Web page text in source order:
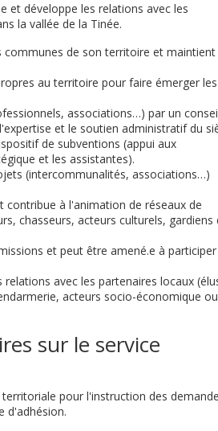
et développe les relations avec les
la vallée de la Tinée.
de son territoire et maintient
au territoire pour faire émerger les
associations…) par un
et le soutien administratif du
de subventions (appui aux
et les assistantes).
(intercommunalités, associations…)
à l'animation de réseaux de
chasseurs, acteurs culturels, gardiens
et peut être amené.e à participer
avec les partenaires locaux
acteurs socio-économique ou
sur le service
pour l'instruction des
d'adhésion.